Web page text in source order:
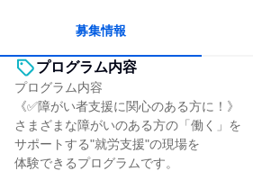
募集情報
プログラム内容
プログラム内容
《✅障がい者支援に関心のある方に！》
さまざまな障がいのある方の「働く」を
サポートする"就労支援"の現場を
体験できるプログラムです。